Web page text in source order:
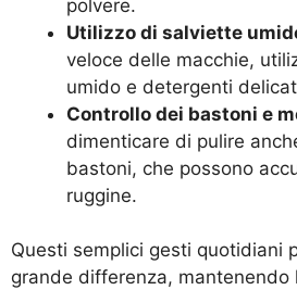
polvere.
Utilizzo di salviette
veloce delle macchie,
umido e detergenti
Controllo dei bastoni e
dimenticare di pulire
bastoni, che possono
ruggine.
Questi semplici gesti quotidiani
grande differenza, mantenendo